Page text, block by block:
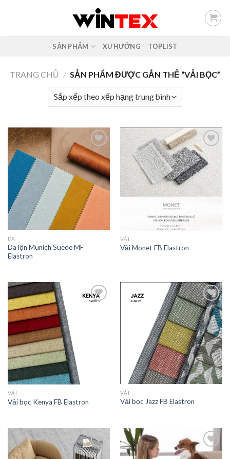
SẢN PHẨM XU HƯỚNG TOPLIST
TRANG CHỦ / SẢN PHẨM ĐƯỢC GẮN THẺ “VẢI BỌC”
Add to
wishlist
DA
Da lộn Munich Suede MF
Elastron
Add to
wishlist
VẢI
Vải Monet FB Elastron
VẢI
Vải bọc Kenya FB Elastron
Add to
wishlist
VẢI
Vải bọc Jazz FB Elastron